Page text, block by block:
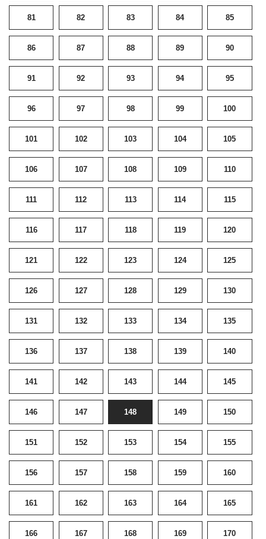
81 82 83 84 85
86 87 88 89 90
91 92 93 94 95
96 97 98 99 100
101 102 103 104 105
106 107 108 109 110
111 112 113 114 115
116 117 118 119 120
121 122 123 124 125
126 127 128 129 130
131 132 133 134 135
136 137 138 139 140
141 142 143 144 145
146 147 148 149 150
151 152 153 154 155
156 157 158 159 160
161 162 163 164 165
166 167 168 169 170